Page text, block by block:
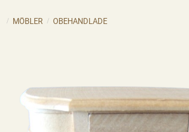
MÖBLER OBEHANDLADE